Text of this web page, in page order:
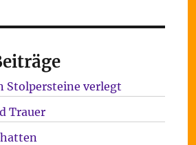
Stolpersteine verlegt
Trauer